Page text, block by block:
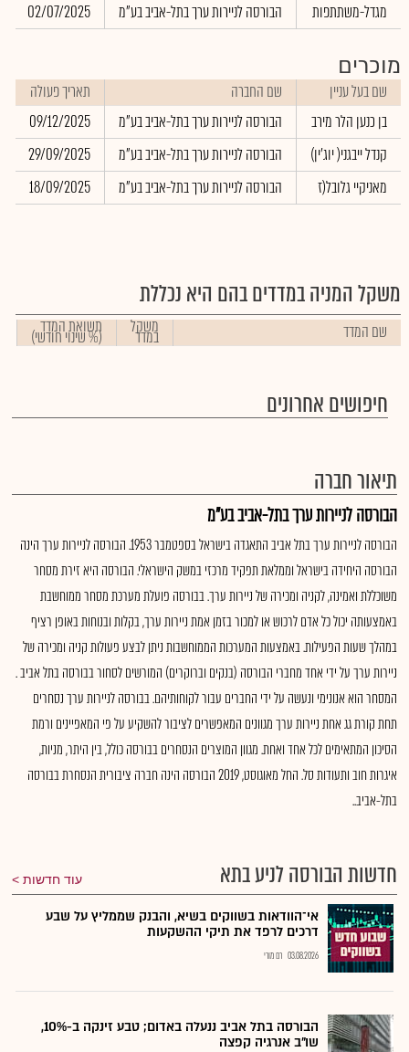
מגדל-משתתפות
הבורסה לניירות ערך בתל-אביב בע"מ 02/07/2025
מוכרים
שם בעל עניין שם החברה תאריך פעולה
בן כנען הלר מירב
הבורסה לניירות ערך בתל-אביב בע"מ 09/12/2025
קנדל ייבגני( יוג'ין)
הבורסה לניירות ערך בתל-אביב בע"מ 29/09/2025
מאניקיי גלובל(ז
הבורסה לניירות ערך בתל-אביב בע"מ 18/09/2025
משקל המניה במדדים בהם היא נכללת
שם המדד משקל
במדד תשואת המדד
(% שינוי חודשי)
חיפושים אחרונים
תיאור חברה
הבורסה לניירות ערך בתל-אביב בע"מ
הבורסה לניירות ערך בתל אביב התאגדה בישראל בספטמבר 1953. הבורסה לניירות ערך הינה
הבורסה היחידה בישראל וממלאת תפקיד מרכזי במשק הישראלי. הבורסה היא זירת מסחר
משוכללת ואמינה, לקניה ומכירה של ניירות ערך. בבורסה פועלת מערכת מסחר ממוחשבת
באמצעותה יכול כל אדם לרכוש או למכור בזמן אמת ניירות ערך, בקלות ובנוחות באופן רציף
במהלך שעות הפעילות. באמצעות המערכות הממוחשבות ניתן לבצע פעולות קניה ומכירה של
ניירות ערך על ידי אחד מחברי הבורסה (בנקים וברוקרים) המורשים לסחור בבורסה בתל אביב .
המסחר הוא אנונימי ונעשה על ידי החברים עבור לקוחותיהם. בבורסה לניירות ערך נסחרים
תחת קורת גג אחת ניירות ערך מגוונים המאפשרים לציבור להשקיע על פי המאפיינים ורמת
הסיכון המתאימים לכל אחד ואחת. מגוון המוצרים הנסחרים בבורסה כולל, בין היתר, מניות,
איגרות חוב ותעודות סל. החל מאוגוסט, 2019 הבורסה הינה חברה ציבורית הנסחרת בבורסה
בתל-אביב..
חדשות הבורסה לניע בתא עוד חדשות
אי־הוודאות בשווקים בשיא, והבנק שממליץ על שבע
דרכים לרפד את תיקי ההשקעות
03.08.2026 רם מורי
הבורסה בתל אביב ננעלה באדום; טבע זינקה ב-10%,
שו"ב אנרגיה קפצה